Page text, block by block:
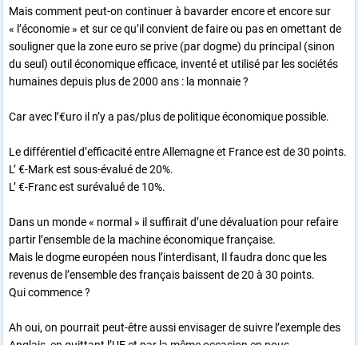
Mais comment peut-on continuer à bavarder encore et encore sur
« l’économie » et sur ce qu’il convient de faire ou pas en omettant de
souligner que la zone euro se prive (par dogme) du principal (sinon
du seul) outil économique efficace, inventé et utilisé par les sociétés
humaines depuis plus de 2000 ans : la monnaie ?
Car avec l’€uro il n’y a pas/plus de politique économique possible.
Le différentiel d’efficacité entre Allemagne et France est de 30 points.
L’ €-Mark est sous-évalué de 20%.
L’ €-Franc est surévalué de 10%.
Dans un monde « normal » il suffirait d’une dévaluation pour refaire
partir l’ensemble de la machine économique française.
Mais le dogme européen nous l’interdisant, Il faudra donc que les
revenus de l’ensemble des français baissent de 20 à 30 points.
Qui commence ?
Ah oui, on pourrait peut-être aussi envisager de suivre l’exemple des